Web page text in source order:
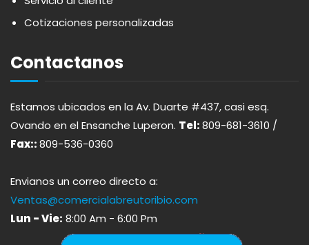
PICADERAS
SALSAS
SAZONES
SNACKS
ÚTILES ESCOLARES
ARDUINI
ARIENZO DE MARQUEZ
ATLANTICO
AVALON
AVERNA
AZUKITA
Cotizaciones personalizadas
Contactanos
Estamos ubicados en la Av. Duarte #437, casi esq.
Ovando en el Ensanche Luperon. Tel:809-681-3610 /
Fax::809-536-0360
Envianos un correo directo a:
Ventas@comercialabreutoribio.com
Lun - Vie: 8:00 Am - 6:00 Pm